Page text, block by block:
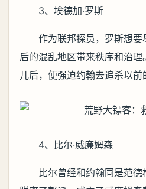
3、埃德加·罗斯
作为联邦探员，罗斯想
后的混乱地区带来秩序和治
儿后，便强迫约翰去追杀以前
4、比尔·威廉姆森
比尔曾经和约翰同是范